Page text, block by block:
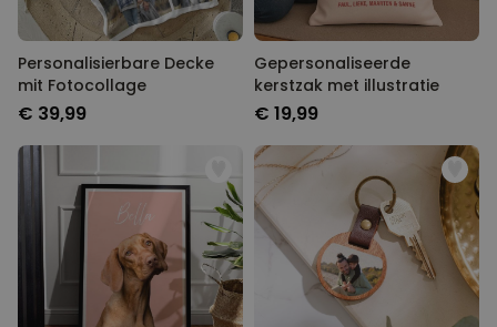
Personalisierbare Decke
mit Fotocollage
€ 39,99
Gepersonaliseerde
kerstzak met illustratie
€ 19,99